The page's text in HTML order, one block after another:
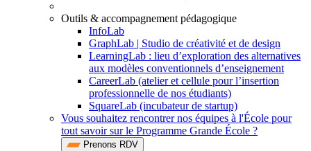
Outils & accompagnement pédagogique
InfoLab
GraphLab | Studio de créativité et de design
LearningLab : lieu d’exploration des alternatives
aux modèles conventionnels d’enseignement
CareerLab (atelier et cellule pour l’insertion
professionnelle de nos étudiants)
SquareLab (incubateur de startup)
Vous souhaitez rencontrer nos équipes à l'École pour
tout savoir sur le Programme Grande École ?
Prenons RDV